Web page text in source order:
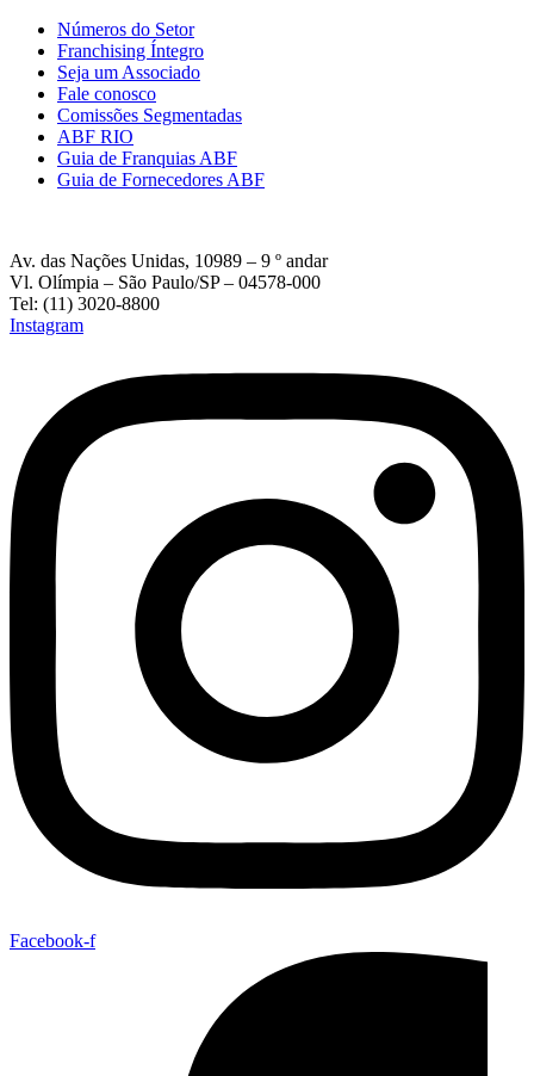
Números do Setor
Franchising Íntegro
Seja um Associado
Fale conosco
Comissões Segmentadas
ABF RIO
Guia de Franquias ABF
Guia de Fornecedores ABF
Av. das Nações Unidas, 10989 – 9 º andar
Vl. Olímpia – São Paulo/SP – 04578-000
Tel: (11) 3020-8800
Instagram
Facebook-f